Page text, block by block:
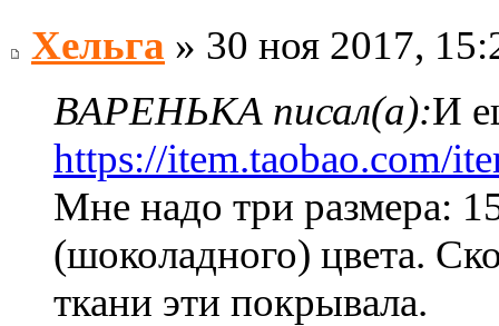
Хельга » 30 ноя 2017,
ВАРЕНЬКА писал(а):И
https://item.taobao.com/
Мне надо три размера:
(шоколадного) цвета.
ткани эти покрывала.